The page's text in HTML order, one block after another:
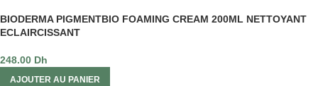
BIODERMA PIGMENTBIO FOAMING CREAM 200ML NETTOYANT
ECLAIRCISSANT
248.00 Dh
AJOUTER AU PANIER